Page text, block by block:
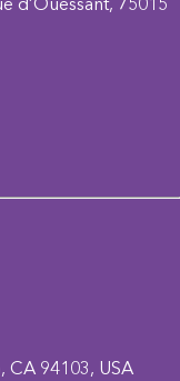
CA 94103, USA